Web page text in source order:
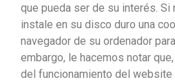
que pueda ser de su interés. Si
instale en su disco duro una
navegador de su ordenador
embargo, le hacemos notar
del funcionamiento del website